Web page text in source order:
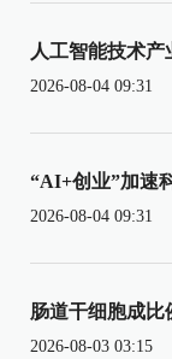
人工智能技术
2026-08-04 09:31
“AI+创业”加速
2026-08-04 09:31
肠道干细胞成比
2026-08-03 03:15